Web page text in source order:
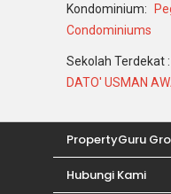
Kondominium:
Condominiums
Sekolah Terdekat :
DATO' USMAN
PropertyGuru
Hubungi Kami